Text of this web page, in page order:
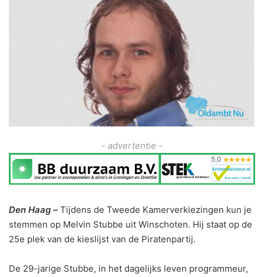
- advertentie -
Den Haag – Tijdens de Tweede Kamerverkiezingen kun je
stemmen op Melvin Stubbe uit Winschoten. Hij staat op de
25e plek van de kieslijst van de Piratenpartij.
De 29-jarige Stubbe, in het dagelijks leven programmeur,